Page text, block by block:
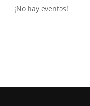
¡No hay eventos!